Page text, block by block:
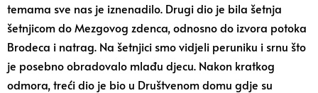
temama sve nas je iznenadilo. Drugi dio je bila šetnja
šetnjicom do Mezgovog zdenca, odnosno do izvora potoka
Brodeca i natrag. Na šetnjici smo vidjeli peruniku i srnu što
je posebno obradovalo mlađu djecu. Nakon kratkog
odmora, treći dio je bio u Društvenom domu gdje su